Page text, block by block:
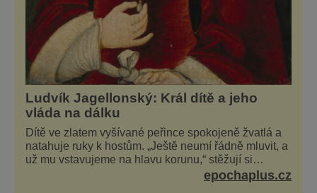
Ludvík Jagellonský: Král dítě a jeho
vláda na dálku
Dítě ve zlatem vyšívané peřince spokojeně žvatlá a
natahuje ruky k hostům. „Ještě neumí řádně mluvit, a
už mu vstavujeme na hlavu korunu,“ stěžují si
současníci, pro které je k neuvěření, že droboučký
princ se dnes stal králem. Otázka za milion, na niž by
epochaplus.cz